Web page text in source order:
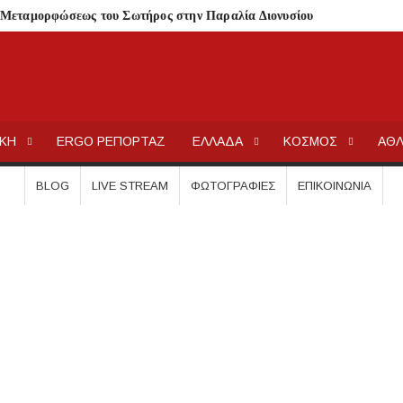
του Σωτήρος στην Παραλία Διονυσίου
μικροβιολογική επιβάρυνση
– Πολύωρη αναμονή και απώλειες στις κρατήσεις
στις εκκλησίες
στην εβδομάδα
– Στους 43.000 οι συνολικοί ωφελούμενοι
των ιερών ακολουθιών
στον Πύργο
ERGO ΡΕΠΟΡΤΑΖ ΕΛΛΑΔΑ ΚΟΣΜΟΣ
BLOG LIVE STREAM ΦΩΤΟΓΡΑΦΊΕΣ ΕΠΙΚΟΙΝΩΝΊΑ